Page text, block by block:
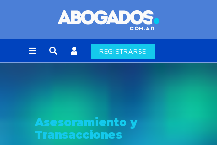
REGISTRARSE
Asesoramiento y
Transacciones